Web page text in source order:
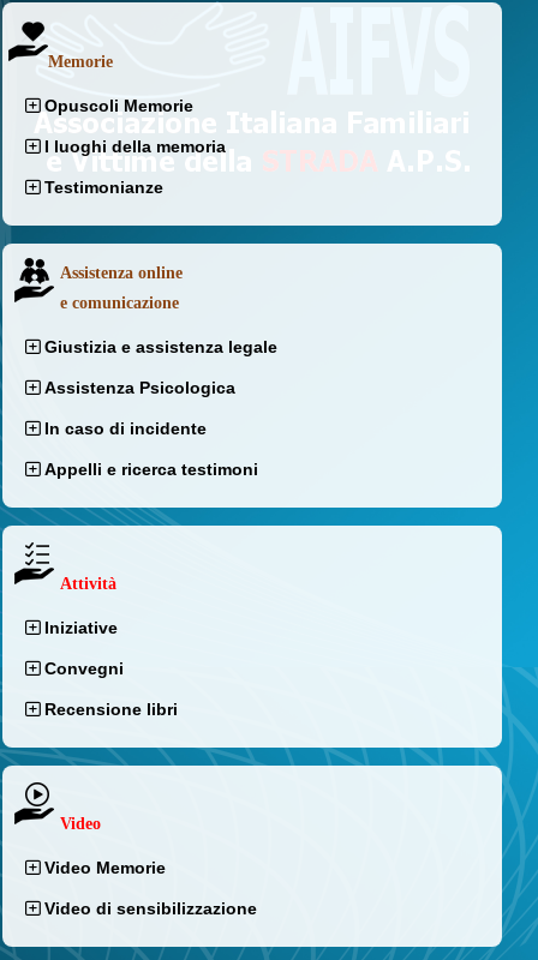
Memorie
Opuscoli Memorie
I luoghi della memoria
Testimonianze
Assistenza online
e comunicazione
Giustizia e assistenza legale
Assistenza Psicologica
In caso di incidente
Appelli e ricerca testimoni
Attività
Iniziative
Convegni
Recensione libri
Video
Video Memorie
Video di sensibilizzazione